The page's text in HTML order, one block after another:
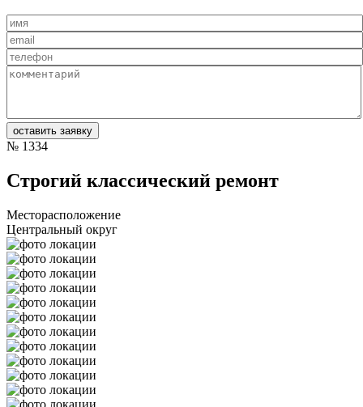
№ 1334
Строгий классический ремонт
Месторасположение
Центральный округ